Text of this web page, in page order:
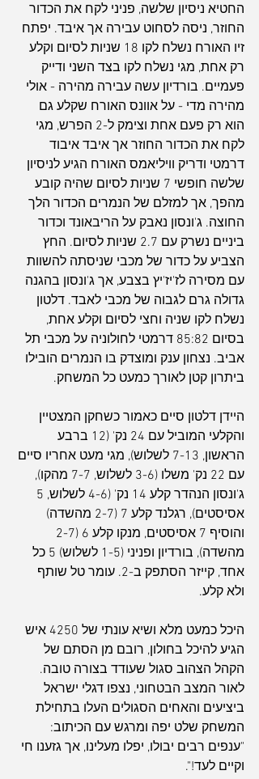
החטיא ניסיון שלשה, פניני לקח את הכדור
החוזר, ניסה לסחוט עבירה אך איבד. יפתח
זיו האורח נשלח לקו 18 שניות לסיום וקלע
רק אחת, מגי נשלח לקו בצד השני ודייק
פעמיים. בורדיון עשה עבירה מהירה - אולי
מהירה מדי - על אוונס האורח שקלע גם
הוא רק פעם אחת וצימק ל-2 הפרש, מגי
לקח את הכדור החוזר אך איבד איבוד
דרמטי ודריק וויליאמס האורח הגיע לניסיון
שלשה חופשי 7 שניות לסיום שהיה קובע
מהפך, אך למזלם של הנמרים הכדור הלך
החוצה. ג'ונסון נאבק על הריבאונד וכדור
ביניים נשרק עם 2.7 שניות לסיום. החץ
הצביע על כדור של מכבי שניסתה להשוות
עם מסירה לז'יז'יץ בצבע, אך ג'ונסון בהגנה
גדולה גרם לגבוה של מכבי לאבד. דלטון
נשלח לקו שניה וחצי לסיום וקלע אחת,
בסיום 85:82 דרמטי לחולוניה על מכבי תל
אביב. נצחון ענק ומוצדק בו הנמרים הובילו
ביתרון קטן לאורך כמעט כל המשחק.
היידן דלטון סיים כאמור כשחקן המצטיין
והקלעי המוביל עם 24 נק' (12 ברבע
הראשון, 7-13 לשלוש), מגי מעט אחריו סיים
עם 22 נק' משלו (3-6 לשלוש, 7-7 מהקו),
אסיסטים), רגלנד קלע 7 (2-7 מהשדה)
מהשדה), בורדיון ופניני (1-5 לשלוש) 5 כל
אחד, קייזר הסתפק ב-2. עומר טל שותף
ולא קלע.
היכל כמעט מלא ושיא עונתי של 4250 איש
הגיע להיכל בחולון, רובם מן הסתם של
הקהל הצהוב סגול שעודד בצורה טובה.
לאור המצב הבטחוני, נצפו דגלי ישראל
ביציעים והאחים הסגולים העלו בתחילת
המשחק שלט יפה ומרגש עם הכיתוב:
"ענפים רבים יבולו, יפלו מעלינו, אך גזענו חי
וקיים לעד!".